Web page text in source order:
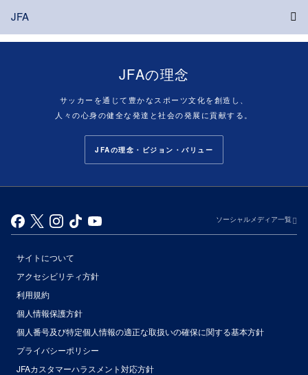
JFA
JFAの理念
サッカーを通じて豊かなスポーツ文化を創造し、
人々の心身の健全な発達と社会の発展に貢献する。
JFAの理念・ビジョン・バリュー
ソーシャルメディア一覧
サイトについて
アクセシビリティ方針
利用規約
個人情報保護方針
個人番号及び特定個人情報の適正な取扱いの確保に関する基本方針
プライバシーポリシー
JFAカスタマーハラスメント対応方針